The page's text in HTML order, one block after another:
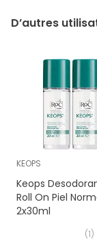
D’autres
KEOPS
Keops
Roll On Piel
2x30ml
(1)